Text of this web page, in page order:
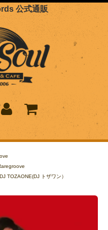
公式通販
DJ TOZAONE(DJ トザワン）